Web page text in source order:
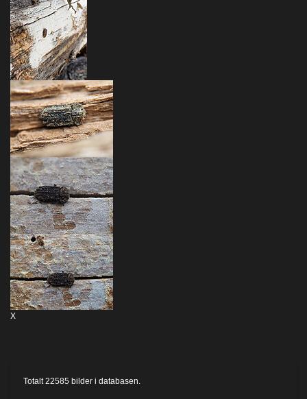
X
Totalt22585 bilder i databasen.